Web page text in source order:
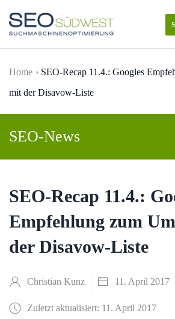
Skip to main content
Home
SEO-Recap 11.4.: Googles
mit der Disavow-Liste
SEO-News
SEO-Recap 11.4.:
Empfehlung zum
der Disavow-Liste
Christian Kunz 11. April 2017
Zuletzt aktualisiert: 11. April 2017